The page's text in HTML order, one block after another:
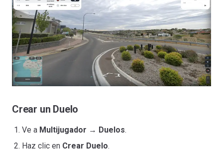
Crear un Duelo
Ve a Multijugador → Duelos.
Haz clic en Crear Duelo.